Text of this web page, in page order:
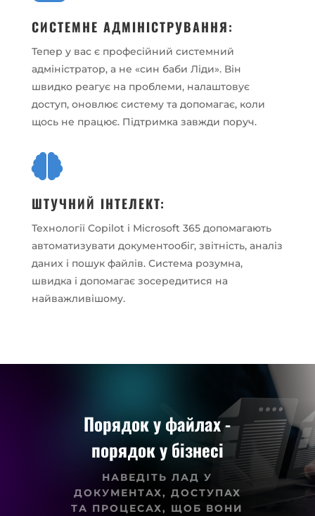
СИСТЕМНЕ АДМІНІСТРУВАННЯ:
Тепер у вас є професійний системний
адміністратор, а не «син баби Ліди». Він
швидко реагує на проблеми, налаштовує
доступ, оновлює систему та допомагає, коли
щось не працює. Підтримка завжди поруч.

ШТУЧНИЙ ІНТЕЛЕКТ:
Технології Copilot і Microsoft 365 допомагають
автоматизувати документообіг, звітність, аналіз
даних і пошук файлів. Система розумна,
швидка і допомагає зосередитися на
найважливішому.
Порядок у файлах -
порядок у бізнесі
НАВЕДІТЬ ЛАД У
ДОКУМЕНТАХ, ДОСТУПАХ
ТА ПРОЦЕСАХ, ЩОБ ВОНИ